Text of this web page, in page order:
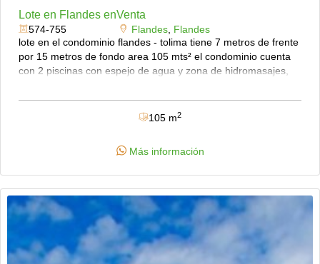
Lote en Flandes enVenta
574-755 Flandes, Flandes
lote en el condominio flandes - tolima tiene 7 metros de frente
por 15 metros de fondo area 105 mts² el condominio cuenta
con 2 piscinas con espejo de agua y zona de hidromasajes,
parque infantil, kiosco, parqueaderos para visitantes, zonas
verdes, vigilancia 24/7. se ubica en la via principal flandes via
105 m2
Más información